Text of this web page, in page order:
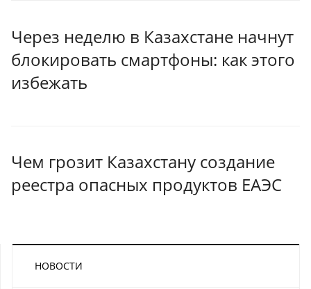
Через неделю в Казахстане начнут
блокировать смартфоны: как этого
избежать
Чем грозит Казахстану создание
реестра опасных продуктов ЕАЭС
НОВОСТИ